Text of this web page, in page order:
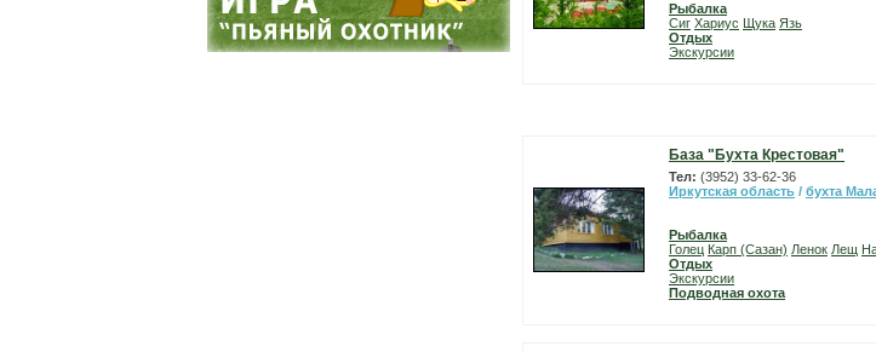
Рыбалка
Сиг Хариус Щука Язь
Отдых
Экскурсии
База "Бухта Крестовая"
Тел: (3952) 33-62-36
Иркутская область / бухта
Рыбалка
Голец Карп (Сазан) Ленок Лещ
Отдых
Экскурсии
Подводная охота